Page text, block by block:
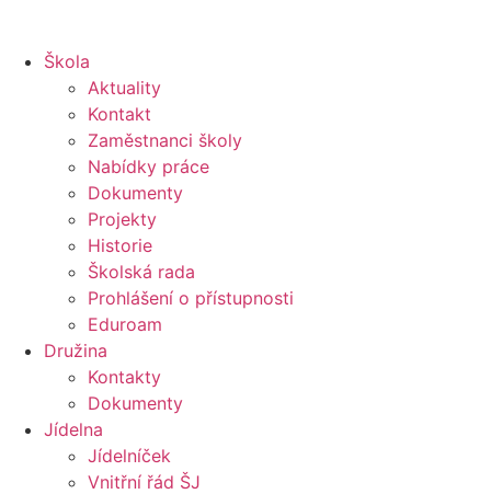
Škola
Aktuality
Kontakt
Zaměstnanci školy
Nabídky práce
Dokumenty
Projekty
Historie
Školská rada
Prohlášení o přístupnosti
Eduroam
Družina
Kontakty
Dokumenty
Jídelna
Jídelníček
Vnitřní řád ŠJ